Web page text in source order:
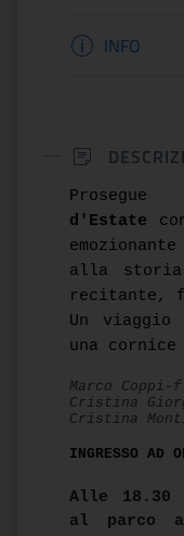
INFO
d'Estate
alla storia
recitante,
Un viaggio
una cornice
Marco Coppi-
Cristina
Cristina
INGRESSO AD
Alle 18.30
al parco